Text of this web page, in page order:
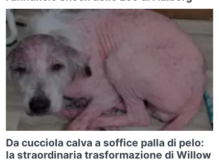
Da cucciola calva a soffice palla di pelo:
la straordinaria trasformazione di Willow